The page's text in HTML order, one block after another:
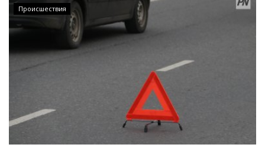
ПАВЛОДАРСКАЯ ОБЛАСТЬ
СПЕЦПРОЕКТЫ
Происшествия